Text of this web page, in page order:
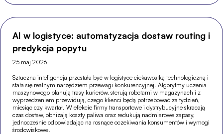
AI w logistyce: automatyzacja dostaw routing i
predykcja popytu
25 maj 2026
Sztuczna inteligencja przestała być w logistyce ciekawostką technologiczną i
stała się realnym narzędziem przewagi konkurencyjnej. Algorytmy uczenia
maszynowego planują trasy kurierów, sterują robotami w magazynach i z
wyprzedzeniem przewidują, czego klienci będą potrzebować za tydzień,
miesiąc czy kwartał. W efekcie firmy transportowe i dystrybucyjne skracają
czas dostaw, obniżają koszty paliwa oraz redukują nadmiarowe zapasy,
jednocześnie odpowiadając na rosnące oczekiwania konsumentów i wymogi
środowiskowe.